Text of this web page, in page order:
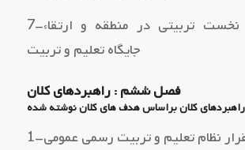
7–کسب موقعیت نخست تربیتی در منطقه و ارتقاء
جایگاه تعلیم و تربیت
فصل ششم : راهبردهاي کلان
کلان براساس هدف هاي کلان نوشته شده
نظام تعلیم و تربیت رسمی عمومی